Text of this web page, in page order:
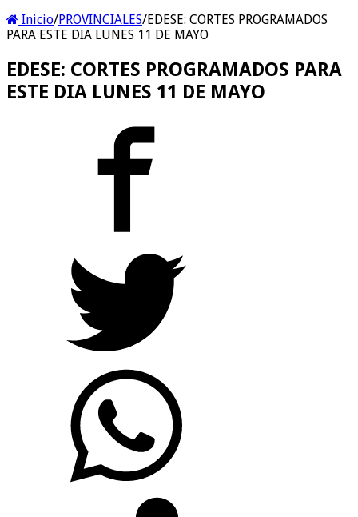
Inicio/PROVINCIALES/EDESE: CORTES PROGRAMADOS
PARA ESTE DIA LUNES 11 DE MAYO
EDESE: CORTES PROGRAMADOS PARA
ESTE DIA LUNES 11 DE MAYO